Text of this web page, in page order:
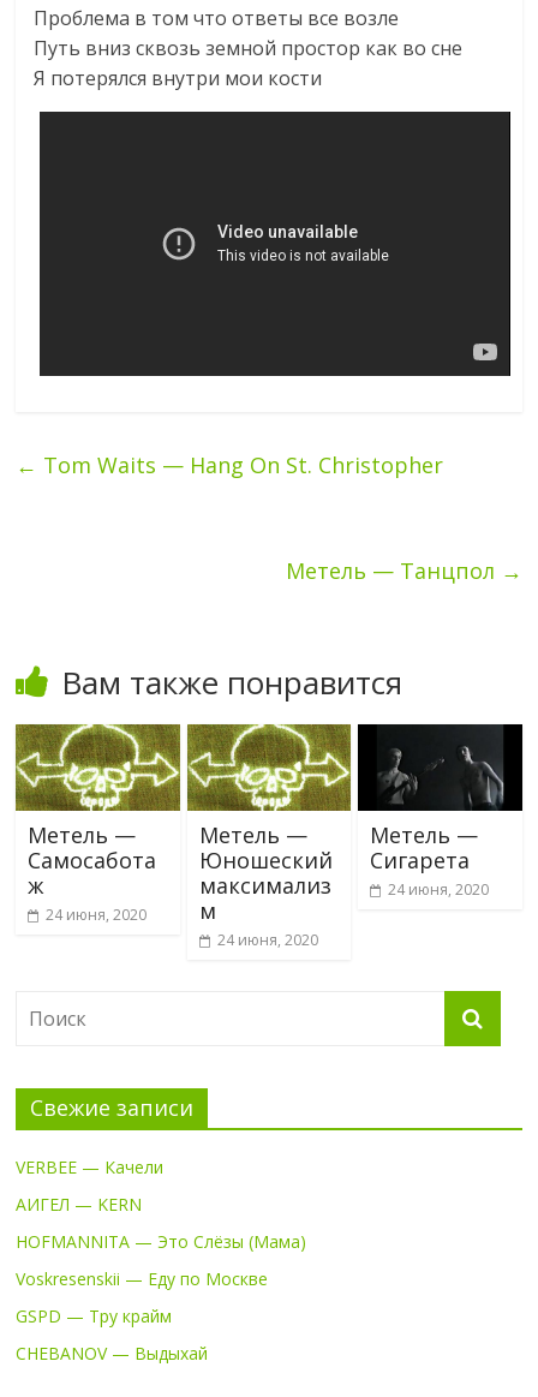
Проблема в том что ответы все возле
Путь вниз сквозь земной простор как во сне
Я потерялся внутри мои кости
← Tom Waits — Hang On St. Christopher
Метель — Танцпол →
Вам также понравится
Метель —
Самосабота
ж
24 июня, 2020
Метель —
Юношеский
максимализ
м
24 июня, 2020
Метель —
Сигарета
24 июня, 2020
Свежие записи
VERBEE — Качели
АИГЕЛ — KERN
HOFMANNITA — Это Слёзы (Мама)
Voskresenskii — Еду по Москве
GSPD — Тру крайм
CHEBANOV — Выдыхай